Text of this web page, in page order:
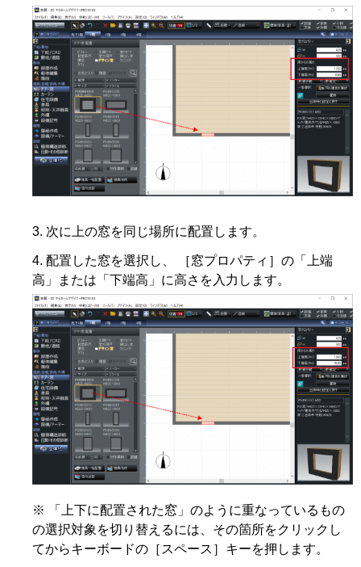
次に上の窓を同じ場所に配置します。
配置した窓を選択し、 ［窓プロパティ］の「上端
高」または「下端高」に高さを入力します。
※ 「上下に配置された窓」のように重なっているもの
の選択対象を切り替えるには、その箇所をクリックし
てからキーボードの［スペース］キーを押します。